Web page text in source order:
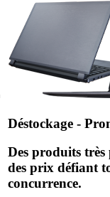
Déstockage -
Des produits
des prix défiant
concurrence.